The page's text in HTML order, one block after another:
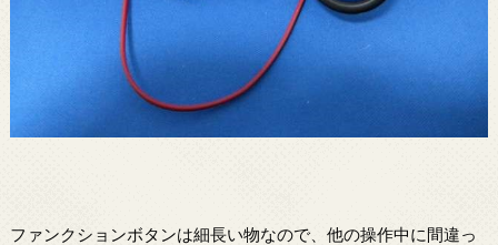
ファンクションボタンは細長い物なので、他の操作中に間違っ